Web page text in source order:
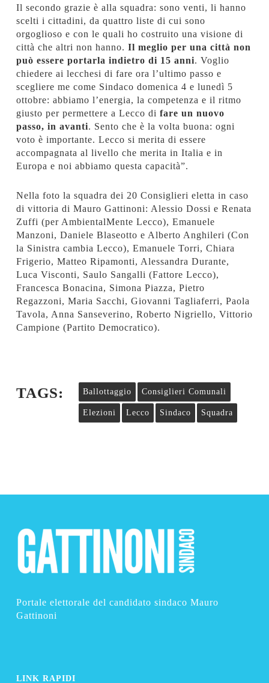
Il secondo grazie è alla squadra: sono venti, li hanno
scelti i cittadini, da quattro liste di cui sono
orgoglioso e con le quali ho costruito una visione di
città che altri non hanno. Il meglio per una città non
può essere portarla indietro di 15 anni. Voglio
chiedere ai lecchesi di fare ora l’ultimo passo e
scegliere me come Sindaco domenica 4 e lunedì 5
ottobre: abbiamo l’energia, la competenza e il ritmo
giusto per permettere a Lecco di fare un nuovo
passo, in avanti. Sento che è la volta buona: ogni
voto è importante. Lecco si merita di essere
accompagnata al livello che merita in Italia e in
Europa e noi abbiamo questa capacità”.
Nella foto la squadra dei 20 Consiglieri eletta in caso
di vittoria di Mauro Gattinoni: Alessio Dossi e Renata
Zuffi (per AmbientalMente Lecco), Emanuele
Manzoni, Daniele Blaseotto e Alberto Anghileri (Con
la Sinistra cambia Lecco), Emanuele Torri, Chiara
Frigerio, Matteo Ripamonti, Alessandra Durante,
Luca Visconti, Saulo Sangalli (Fattore Lecco),
Francesca Bonacina, Simona Piazza, Pietro
Regazzoni, Maria Sacchi, Giovanni Tagliaferri, Paola
Tavola, Anna Sanseverino, Roberto Nigriello, Vittorio
Campione (Partito Democratico).
TAGS: Ballottaggio Consiglieri Comunali
Elezioni Lecco Sindaco Squadra
Portale elettorale del candidato sindaco Mauro
Gattinoni
LINK RAPIDI